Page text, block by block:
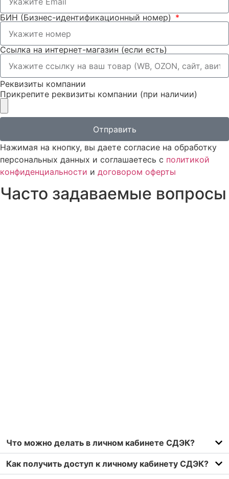
БИН (Бизнес-идентификационный номер)
Ссылка на интернет-магазин (если есть)
Реквизиты компании
Прикрепите реквизиты компании (при наличии)
Отправить
Нажимая на кнопку, вы даете согласие на обработку
персональных данных и соглашаетесь c политикой
конфиденциальности и договором оферты
Часто задаваемые вопросы
Что можно делать в личном кабинете СДЭК?
Как получить доступ к личному кабинету СДЭК?